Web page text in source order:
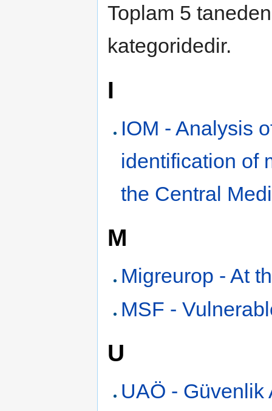
Toplam 5
kategoridedir.
I
IOM - Analysis
identification of
the Central
M
Migreurop - At
MSF -
U
UAÖ - Güvenlik